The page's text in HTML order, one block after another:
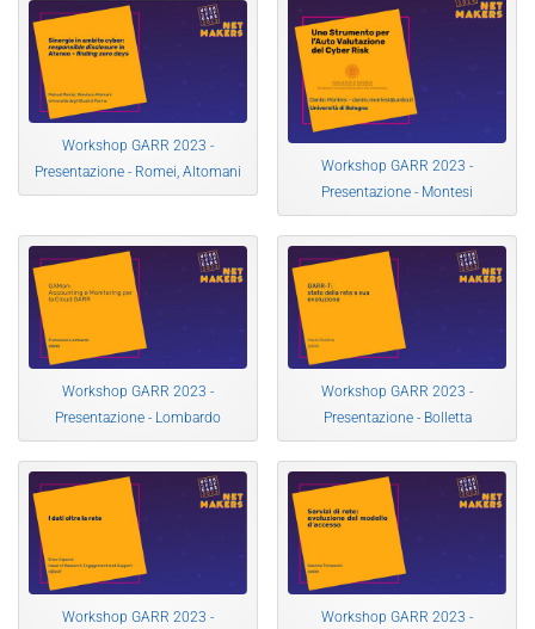
Workshop GARR 2023 -
Presentazione - Romei, Altomani
Workshop GARR 2023 -
Presentazione - Montesi
Workshop GARR 2023 -
Presentazione - Lombardo
Workshop GARR 2023 -
Presentazione - Bolletta
Workshop GARR 2023 - Workshop GARR 2023 -